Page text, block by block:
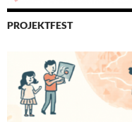
PROJEKTFEST